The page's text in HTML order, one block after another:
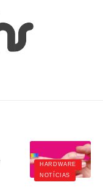
HARDWARE
NOTÍCIAS